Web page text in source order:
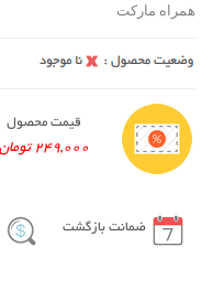
همراه مارکت
قیمت محصول
249,000 تومان
ضمانت بازگشت